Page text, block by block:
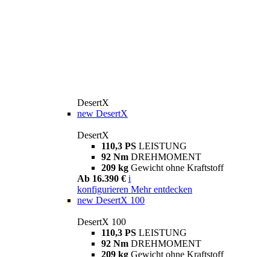
DesertX
new DesertX
DesertX
110,3 PS LEISTUNG
92 Nm DREHMOMENT
209 kg Gewicht ohne Kraftstoff
Ab 16.390 € i
konfigurieren Mehr entdecken
new DesertX 100
DesertX 100
110,3 PS LEISTUNG
92 Nm DREHMOMENT
209 kg Gewicht ohne Kraftstoff